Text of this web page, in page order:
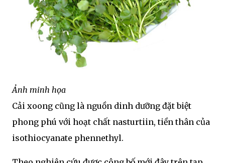
Ảnh minh họa
Cải xoong cũng là nguồn dinh dưỡng đặt biệt
phong phú với hoạt chất nasturtiin, tiền thân của
isothiocyanate phennethyl.